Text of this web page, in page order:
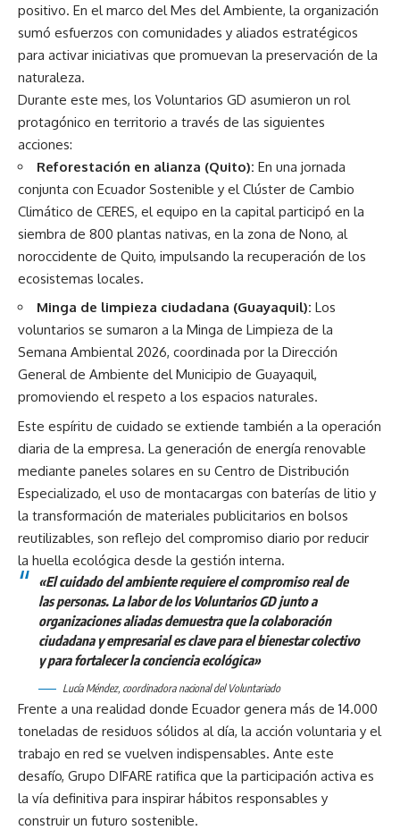
positivo. En el marco del Mes del Ambiente, la organización
sumó esfuerzos con comunidades y aliados estratégicos
para activar iniciativas que promuevan la preservación de la
naturaleza.
Durante este mes, los Voluntarios GD asumieron un rol
protagónico en territorio a través de las siguientes
acciones:
Reforestación en alianza (Quito): En una jornada
conjunta con Ecuador Sostenible y el Clúster de Cambio
Climático de CERES, el equipo en la capital participó en la
siembra de 800 plantas nativas, en la zona de Nono, al
noroccidente de Quito, impulsando la recuperación de los
ecosistemas locales.
Minga de limpieza ciudadana (Guayaquil): Los
voluntarios se sumaron a la Minga de Limpieza de la
Semana Ambiental 2026, coordinada por la Dirección
General de Ambiente del Municipio de Guayaquil,
promoviendo el respeto a los espacios naturales.
Este espíritu de cuidado se extiende también a la operación
diaria de la empresa. La generación de energía renovable
mediante paneles solares en su Centro de Distribución
Especializado, el uso de montacargas con baterías de litio y
la transformación de materiales publicitarios en bolsos
reutilizables, son reflejo del compromiso diario por reducir
la huella ecológica desde la gestión interna.
«El cuidado del ambiente requiere el compromiso real de
las personas. La labor de los Voluntarios GD junto a
organizaciones aliadas demuestra que la colaboración
ciudadana y empresarial es clave para el bienestar colectivo
y para fortalecer la conciencia ecológica»
Lucía Méndez, coordinadora nacional del Voluntariado
Frente a una realidad donde Ecuador genera más de 14.000
toneladas de residuos sólidos al día, la acción voluntaria y el
trabajo en red se vuelven indispensables. Ante este
desafío, Grupo DIFARE ratifica que la participación activa es
la vía definitiva para inspirar hábitos responsables y
construir un futuro sostenible.